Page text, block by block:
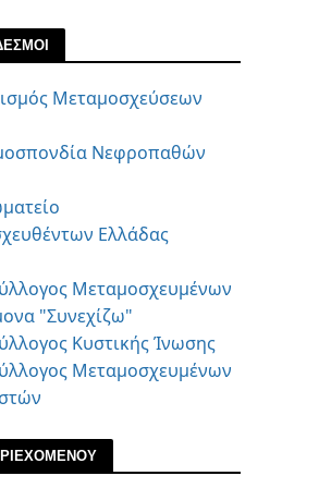
Μεταμοσχεύσεων
Νεφροπαθών
Ελλάδας
Μεταμοσχευμένων
"Συνεχίζω"
Κυστικής Ίνωσης
Μεταμοσχευμένων